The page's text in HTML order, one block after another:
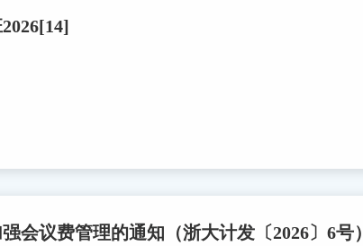
会议费管理的通知（浙大计发〔2026〕6号）